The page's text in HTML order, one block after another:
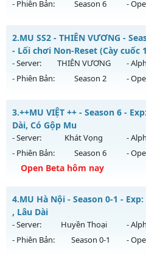
- Phiên Bản: Season 6 -
MU HỎA LONG 6.9.1 - 🌍
Mu mới ra tháng 07 2026 - Mở
https://facebook.com/
29/07/2626
Kiểu reset: Non Reset
Thể loại: Mu Nguyên bản Webzen
Antihack: Xshiel
2.MU SS2 - THIÊN VƯƠNG -
- Lối chơi Non-Reset (Cày cuốc
- Server: THIÊN VƯƠNG -
- Phiên Bản:
Season 2 -
MU SS2 - THIÊN VƯƠNG - Lối
100%)
Mu mới ra tháng 08 2026 - Mở
13h ngày 01/08/2626
Exp: 100x - Drop: 5%
Thể loại: Mu Nguyên bản
Antihack: XShield
3.++MU VIỆT ++ - Season 6 -
Dài, Có Gộp Mu
- Server: Khát Vọng -
- Phiên Bản:
Season 6 -
Open Beta hôm nay
++MU VIỆT ++ - Lâu Dài, Có Gộp
Mu mới ra tháng 08 2026 - Mở
ngày 07/08/2626
Exp: 200x - Drop: 20%
4.MU Hà Nội - Season 0-1 -
, Lâu Dài
- Server: Huyền Thoại -
- Phiên Bản:
Season 0-1 -